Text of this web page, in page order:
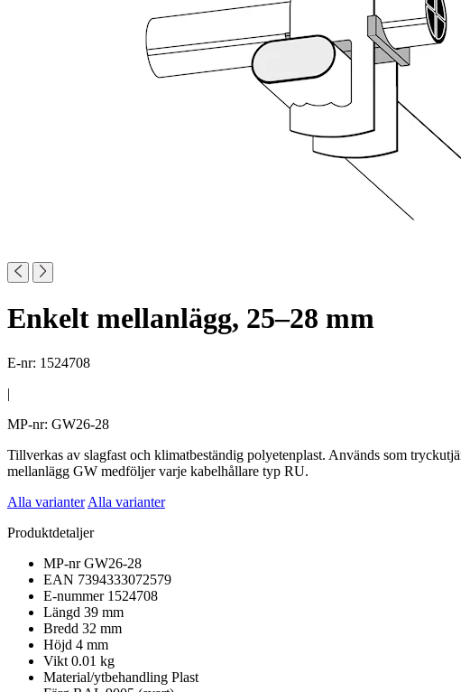
Enkelt mellanlägg, 25–28 mm
E-nr: 1524708
|
MP-nr: GW26-28
Tillverkas av slagfast och klimatbeständig polyetenplast. Används som
mellanlägg GW medföljer varje kabelhållare typ RU.
Alla varianter Alla varianter
Produktdetaljer
MP-nr GW26-28
EAN 7394333072579
E-nummer 1524708
Längd 39 mm
Bredd 32 mm
Höjd 4 mm
Vikt 0.01 kg
Material/ytbehandling Plast